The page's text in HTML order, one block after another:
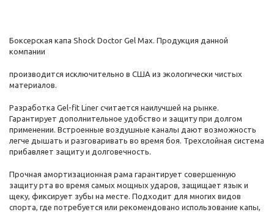
Боксерская капа Shock Doctor Gel Max. Продукция данной
компании
производится исключительно в США из экологически чистых
материалов.
Разработка Gel-fit Liner считается наилучшей на рынке.
Гарантирует дополнительное удобство и защиту при долгом
применении. Встроенные воздушные каналы дают возможность
легче дышать и разговаривать во время боя. Трехслойная система
прибавляет защиту и долговечность.
Прочная амортизационная рама гарантирует совершенную
защиту рта во время самых мощных ударов, защищает язык и
щеку, фиксирует зубы на месте. Подходит для многих видов
спорта, где потребуется или рекомендовано использование капы,